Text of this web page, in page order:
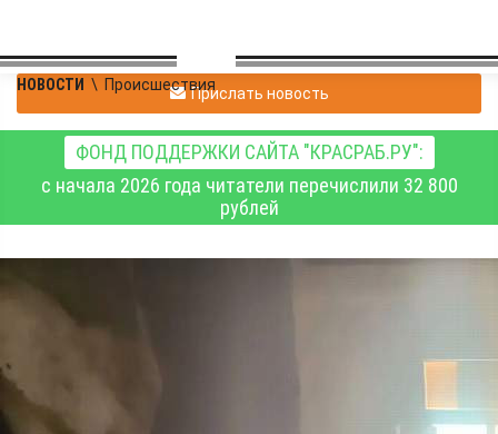
НОВОСТИ \ ПроисшествияПрислать новость
ФОНД ПОДДЕРЖКИ САЙТА "КРАСРАБ.РУ":
с начала 2026 года читатели перечислили 32 800
рублей
В пятницу, 5 июня, в
Красноярском края
потушили 20 пожаров,
погибших нет